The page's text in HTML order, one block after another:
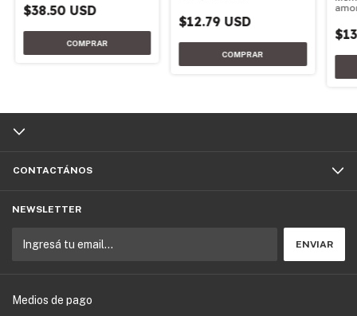
$38.50 USD
$12.79 USD
CONTACTÁNOS
NEWSLETTER
Medios de pago